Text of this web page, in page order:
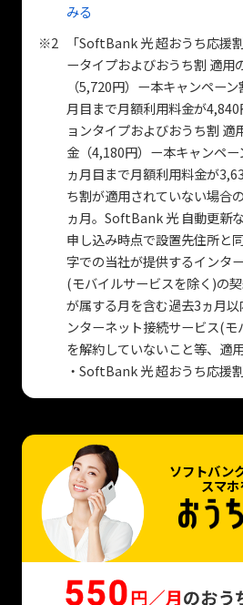
みる
※2
「SoftBank 光 超おうち応援
ータイプおよびおうち割 適用
（5,720円）ー本キャンペー
月目まで月額利用料金が
ョンタイプおよびおうち割 適
金（4,180円）ー本キャンペ
ヵ月目まで月額利用料金が
ち割が適用されていない場合
ヵ月。SoftBank 光 自動更新
申し込み時点で設置先住所と
字での当社が提供するインタ
(モバイルサービスを除く)の
が属する月を含む過去3ヵ月
ンターネット接続サービス(
を解約していないこと等、適
・SoftBank 光 超おうち応援
ソフトバン
スマ